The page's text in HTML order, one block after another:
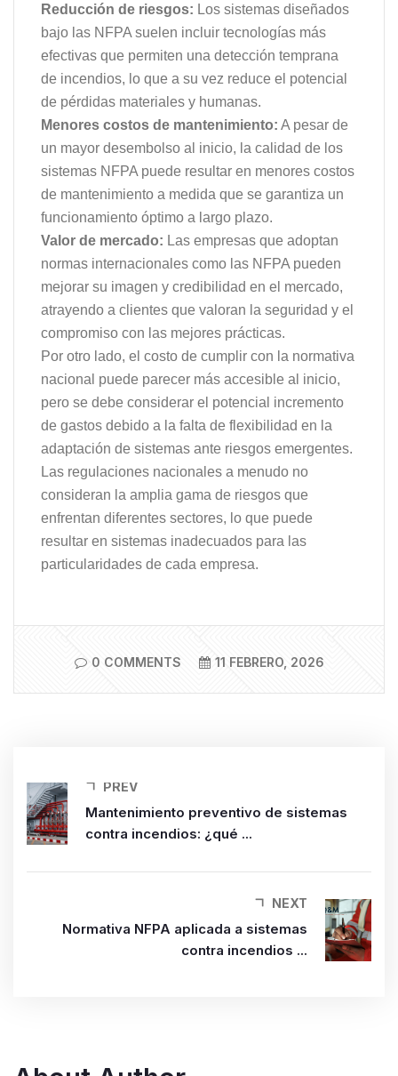
Reducción de riesgos: Los sistemas diseñados
bajo las NFPA suelen incluir tecnologías más
efectivas que permiten una detección temprana
de incendios, lo que a su vez reduce el potencial
de pérdidas materiales y humanas.
Menores costos de mantenimiento: A pesar de
un mayor desembolso al inicio, la calidad de los
sistemas NFPA puede resultar en menores costos
de mantenimiento a medida que se garantiza un
funcionamiento óptimo a largo plazo.
Valor de mercado: Las empresas que adoptan
normas internacionales como las NFPA pueden
mejorar su imagen y credibilidad en el mercado,
atrayendo a clientes que valoran la seguridad y el
compromiso con las mejores prácticas.
Por otro lado, el costo de cumplir con la normativa
nacional puede parecer más accesible al inicio,
pero se debe considerar el potencial incremento
de gastos debido a la falta de flexibilidad en la
adaptación de sistemas ante riesgos emergentes.
Las regulaciones nacionales a menudo no
consideran la amplia gama de riesgos que
enfrentan diferentes sectores, lo que puede
resultar en sistemas inadecuados para las
particularidades de cada empresa.
0 COMMENTS 11 FEBRERO, 2026
PREV
Mantenimiento preventivo de sistemas
contra incendios: ¿qué ...
NEXT
Normativa NFPA aplicada a sistemas
contra incendios ...